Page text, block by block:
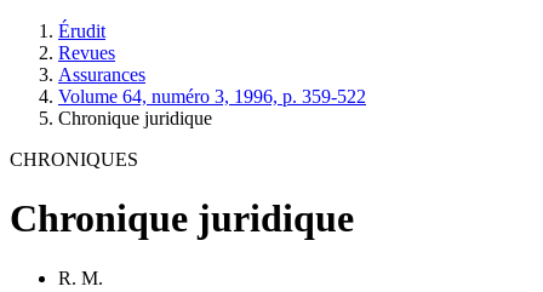
Érudit
Revues
Assurances
Volume 64, numéro 3, 1996, p. 359-522
Chronique juridique
CHRONIQUES
Chronique juridique
R. M.